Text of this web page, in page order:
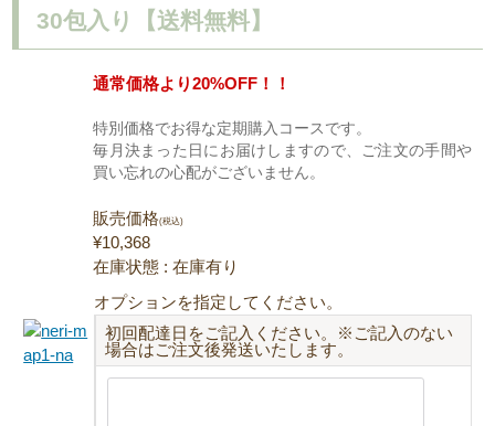
30包入り【送料無料】
通常価格より20%OFF！！
特別価格でお得な定期購入コースです。
毎月決まった日にお届けしますので、ご注文の手間や
買い忘れの心配がございません。
販売価格(税込)
¥10,368
在庫状態 : 在庫有り
オプションを指定してください。
初回配達日をご記入ください。※ご記入のない
場合はご注文後発送いたします。